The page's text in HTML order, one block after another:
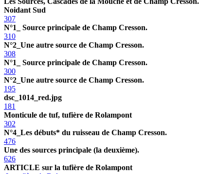
Noidant Sud
307
N°1_ Source principale de Champ Cresson.
310
N°2_Une autre source de Champ Cresson.
308
N°1_ Source principale de Champ Cresson.
300
N°2_Une autre source de Champ Cresson.
195
dsc_1014_red.jpg
181
Monticule de tuf, tufière de Rolampont
302
N°4_Les débuts* du ruisseau de Champ Cresson.
476
Une des sources principale (la deuxième).
626
ARTICLE sur la tufière de Rolampont